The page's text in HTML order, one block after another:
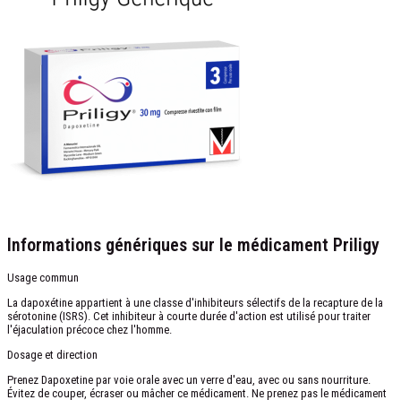
Informations génériques sur le médicament Priligy
Usage commun
La dapoxétine appartient à une classe d'inhibiteurs sélectifs de la recapture de la
sérotonine (ISRS). Cet inhibiteur à courte durée d'action est utilisé pour traiter
l'éjaculation précoce chez l'homme.
Dosage et direction
Prenez Dapoxetine par voie orale avec un verre d'eau, avec ou sans nourriture.
Évitez de couper, écraser ou mâcher ce médicament. Ne prenez pas le médicament